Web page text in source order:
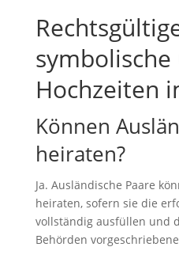
symbolische
Hochzeiten
Können
heiraten?
Ja. Ausländische Paare
heiraten, sofern sie die
vollständig ausfüllen und
Behörden